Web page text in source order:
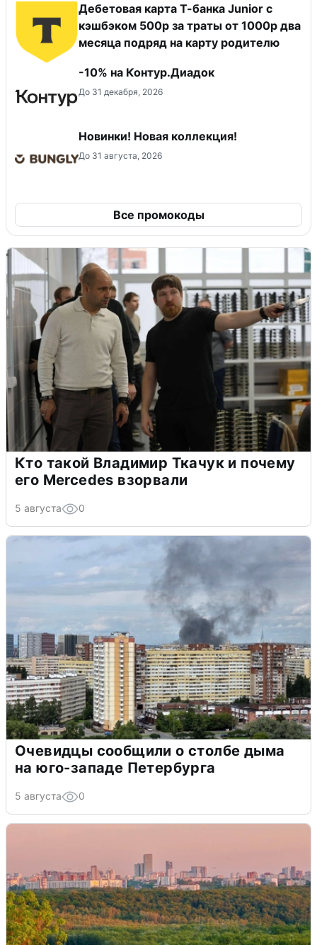
Дебетовая карта Т-банка Junior с
кэшбэком 500р за траты от 1000р два
месяца подряд на карту родителю
-10% на Контур.Диадок
До 31 декабря, 2026
Новинки! Новая коллекция!
До 31 августа, 2026
Все промокоды
Кто такой Владимир Ткачук и почему
его Mercedes взорвали
5 августа 0
Очевидцы сообщили о столбе дыма
на юго-западе Петербурга
5 августа 0